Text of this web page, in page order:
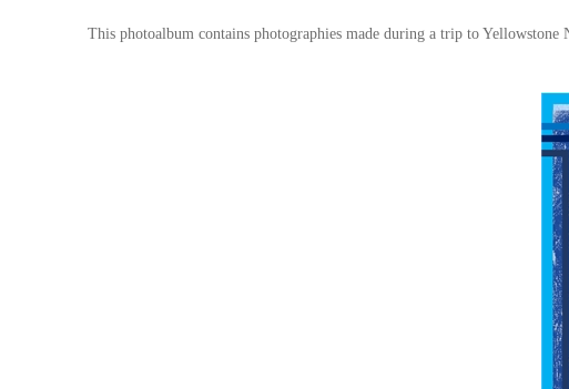
This photoalbum contains photographies made during a trip to